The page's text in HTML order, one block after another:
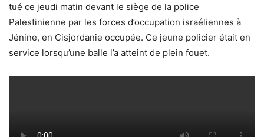
tué ce jeudi matin devant le siège de la police
Palestinienne par les forces d’occupation israéliennes à
Jénine, en Cisjordanie occupée. Ce jeune policier était en
service lorsqu’une balle l’a atteint de plein fouet.